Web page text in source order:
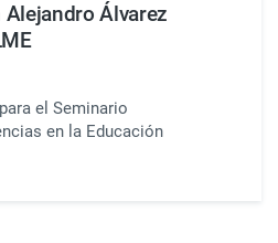
Álvarez
el Seminario
en la Educación